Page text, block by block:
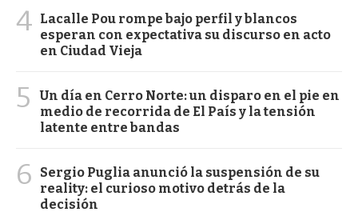
4 Lacalle Pou rompe bajo perfil y blancos
esperan con expectativa su discurso en acto
en Ciudad Vieja
5
Un día en Cerro Norte: un disparo en el pie en
medio de recorrida de El País y la tensión
latente entre bandas
6
Sergio Puglia anunció la suspensión de su
reality: el curioso motivo detrás de la
decisión